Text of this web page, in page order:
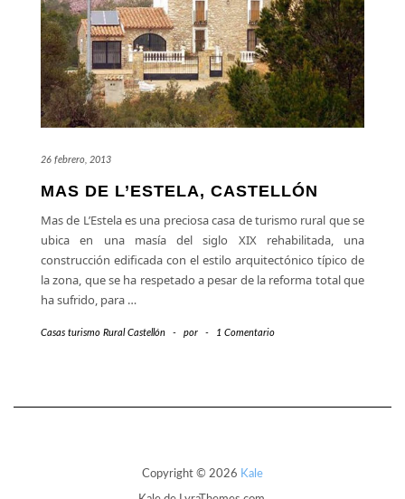
26 febrero, 2013
MAS DE L’ESTELA, CASTELLÓN
Mas de L’Estela es una preciosa casa de turismo rural que se
ubica en una masía del siglo XIX rehabilitada, una
construcción edificada con el estilo arquitectónico típico de
la zona, que se ha respetado a pesar de la reforma total que
ha sufrido, para …
Casas turismo Rural Castellón - por - 1 Comentario
Copyright © 2026 Kale